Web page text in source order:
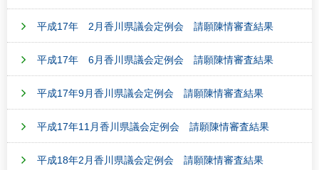
平成17年 2月香川県議会定例会 請願陳情審査結果
平成17年 6月香川県議会定例会 請願陳情審査結果
平成17年9月香川県議会定例会 請願陳情審査結果
平成17年11月香川県議会定例会 請願陳情審査結果
平成18年2月香川県議会定例会 請願陳情審査結果